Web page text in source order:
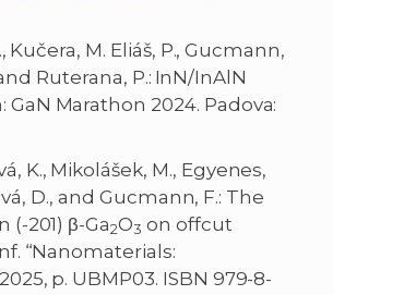
Kučera, M. Eliáš, P., Gucmann,
Ruterana, P.: InN/InAlN
Marathon 2024. Padova:
K., Mikolášek, M., Egyenes,
D., and Gucmann, F.: The
201) β-Ga2O3 on offcut
“Nanomaterials:
p. UBMP03. ISBN 979-8-